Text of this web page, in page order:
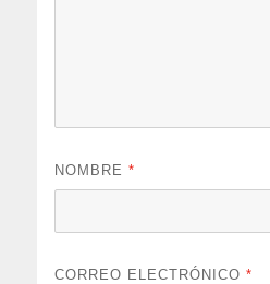
NOMBRE*
CORREO ELECTRÓNICO*